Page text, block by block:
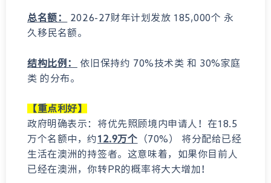
总名额：
2026-27财年计划发放 185,000个 永
久移民名额。
结构比例：
依旧保持约 70%技术类 和 30%家庭
类 的分布。
【重点利好】
政府明确表示：将优先照顾境内申请人！在18.5
万个名额中，约12.9万个 （70%） 将分配给已经
生活在澳洲的持签者。这意味着，如果你目前人
已经在澳洲，你转PR的概率将大大增加！